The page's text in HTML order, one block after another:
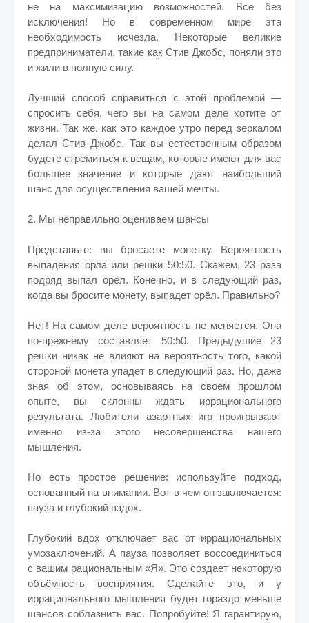
не на максимизацию возможностей. Все без
исключения! Но в современном мире эта
необходимость исчезла. Некоторые великие
предприниматели, такие как Стив Джобс, поняли это
и жили в полную силу.
Лучший способ справиться с этой проблемой —
спросить себя, чего вы на самом деле хотите от
жизни. Так же, как это каждое утро перед зеркалом
делал Стив Джобс. Так вы естественным образом
будете стремиться к вещам, которые имеют для вас
большее значение и которые дают наибольший
шанс для осуществления вашей мечты.
2. Мы неправильно оцениваем шансы
Представьте: вы бросаете монетку. Вероятность
выпадения орла или решки 50:50. Скажем, 23 раза
подряд выпал орёл. Конечно, и в следующий раз,
когда вы бросите монету, выпадет орёл. Правильно?
Нет! На самом деле вероятность не меняется. Она
по-прежнему составляет 50:50. Предыдущие 23
решки никак не влияют на вероятность того, какой
стороной монета упадет в следующий раз. Но, даже
зная об этом, основываясь на своем прошлом
опыте, вы склонны ждать иррационального
результата. Любители азартных игр проигрывают
именно из-за этого несовершенства нашего
мышления.
Но есть простое решение: используйте подход,
основанный на внимании. Вот в чем он заключается:
пауза и глубокий вздох.
Глубокий вдох отключает вас от иррациональных
умозаключений. А пауза позволяет воссоединиться
с вашим рациональным «Я». Это создает некоторую
объёмность восприятия. Сделайте это, и у
иррационального мышления будет гораздо меньше
шансов соблазнить вас. Попробуйте! Я гарантирую,